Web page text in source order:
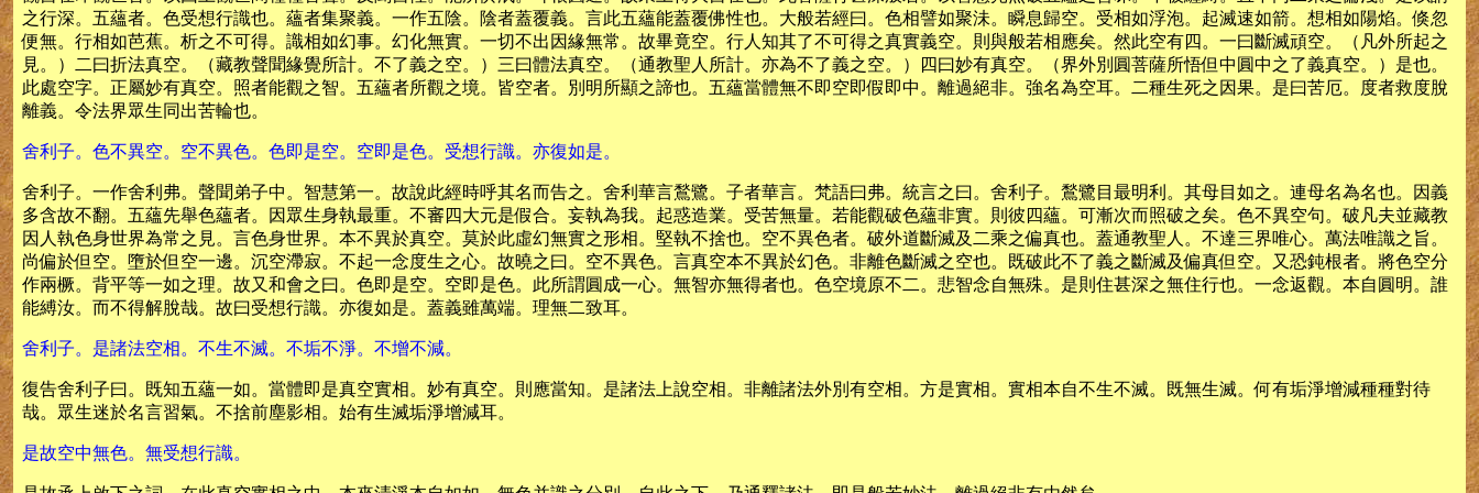
之行深。五蘊者。色受想行識也。蘊者集聚義。一作五陰。陰者蓋覆義。言此五蘊能蓋覆佛性也。大般若經曰。色相譬如聚沬。瞬息歸空。受相如浮泡。起滅速如箭。想相如陽焰。倏忽
便無。行相如芭蕉。析之不可得。識相如幻事。幻化無實。一切不出因緣無常。故畢竟空。行人知其了不可得之真實義空。則與般若相應矣。然此空有四。一曰斷滅頑空。（凡外所起之
見。）二曰折法真空。（藏教聲聞緣覺所計。不了義之空。）三曰體法真空。（通教聖人所計。亦為不了義之空。）四曰妙有真空。（界外別圓菩薩所悟但中圓中之了義真空。）是也。
此處空字。正屬妙有真空。照者能觀之智。五蘊者所觀之境。皆空者。別明所顯之諦也。五蘊當體無不即空即假即中。離過絕非。強名為空耳。二種生死之因果。是曰苦厄。度者救度脫
離義。令法界眾生同出苦輪也。
舍利子。色不異空。空不異色。色即是空。空即是色。受想行識。亦復如是。
舍利子。一作舍利弗。聲聞弟子中。智慧第一。故說此經時呼其名而告之。舍利華言鶖鷺。子者華言。梵語曰弗。統言之曰。舍利子。鶖鷺目最明利。其母目如之。連母名為名也。因義
多含故不翻。五蘊先舉色蘊者。因眾生身執最重。不審四大元是假合。妄執為我。起惑造業。受苦無量。若能觀破色蘊非實。則彼四蘊。可漸次而照破之矣。色不異空句。破凡夫並藏教
因人執色身世界為常之見。言色身世界。本不異於真空。莫於此虛幻無實之形相。堅執不捨也。空不異色者。破外道斷滅及二乘之偏真也。蓋通教聖人。不達三界唯心。萬法唯識之旨。
尚偏於但空。墮於但空一邊。沉空滯寂。不起一念度生之心。故曉之曰。空不異色。言真空本不異於幻色。非離色斷滅之空也。既破此不了義之斷滅及偏真但空。又恐鈍根者。將色空分
作兩橛。背平等一如之理。故又和會之曰。色即是空。空即是色。此所謂圓成一心。無智亦無得者也。色空境原不二。悲智念自無殊。是則住甚深之無住行也。一念返觀。本自圓明。誰
能縛汝。而不得解脫哉。故曰受想行識。亦復如是。蓋義雖萬端。理無二致耳。
舍利子。是諸法空相。不生不滅。不垢不淨。不增不減。
復告舍利子曰。既知五蘊一如。當體即是真空實相。妙有真空。則應當知。是諸法上說空相。非離諸法外別有空相。方是實相。實相本自不生不滅。既無生滅。何有垢淨增減種種對待
哉。眾生迷於名言習氣。不捨前塵影相。始有生滅垢淨增減耳。
是故空中無色。無受想行識。